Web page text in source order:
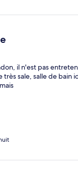
il n'est pas
sale, salle de bain